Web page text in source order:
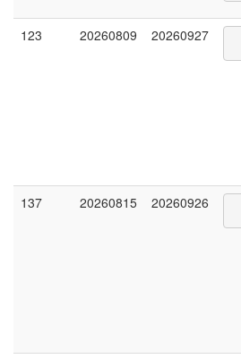
123 20260809 20260927
137 20260815 20260926